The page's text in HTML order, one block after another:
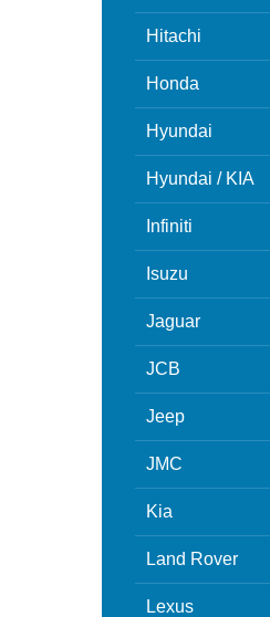
Hitachi
Honda
Hyundai
Hyundai / KIA
Infiniti
Isuzu
Jaguar
JCB
Jeep
JMC
Kia
Land Rover
Lexus